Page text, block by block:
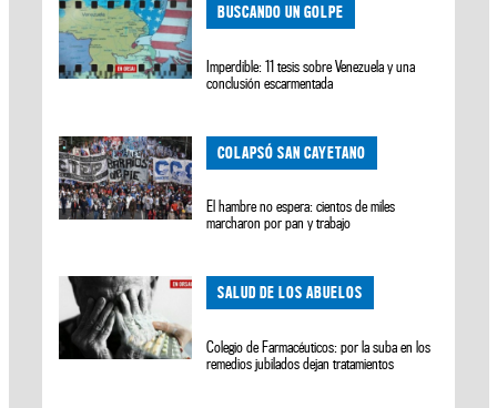
BUSCANDO UN GOLPE
Imperdible: 11 tesis sobre Venezuela y una
conclusión escarmentada
COLAPSÓ SAN CAYETANO
El hambre no espera: cientos de miles
marcharon por pan y trabajo
SALUD DE LOS ABUELOS
Colegio de Farmacéuticos: por la suba en los
remedios jubilados dejan tratamientos